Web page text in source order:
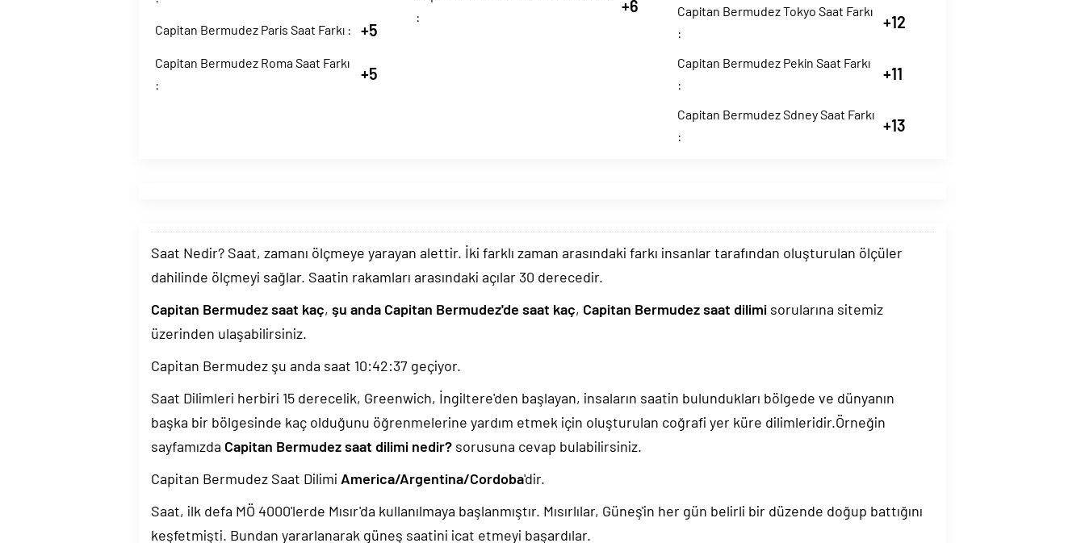
Capitan Bermudez Paris Saat Farkı : +5
Capitan Bermudez Roma Saat Farkı
:
+5
:
+6
Capitan Bermudez Tokyo Saat Farkı
:
+12
Capitan Bermudez Pekin Saat Farkı
:
+11
Capitan Bermudez Sdney Saat Farkı
:
+13
Saat Nedir? Saat, zamanı ölçmeye yarayan alettir. İki farklı zaman arasındaki farkı insanlar tarafından oluşturulan ölçüler
dahilinde ölçmeyi sağlar. Saatin rakamları arasındaki açılar 30 derecedir.
Capitan Bermudez saat kaç, şu anda Capitan Bermudez'de saat kaç, Capitan Bermudez saat dilimi sorularına sitemiz
üzerinden ulaşabilirsiniz.
Capitan Bermudez şu anda saat 10:42:38 geçiyor.
Saat Dilimleri herbiri 15 derecelik, Greenwich, İngiltere'den başlayan, insaların saatin bulundukları bölgede ve dünyanın
başka bir bölgesinde kaç olduğunu öğrenmelerine yardım etmek için oluşturulan coğrafi yer küre dilimleridir.Örneğin
sayfamızda Capitan Bermudez saat dilimi nedir? sorusuna cevap bulabilirsiniz.
Capitan Bermudez Saat Dilimi America/Argentina/Cordoba'dir.
Saat, ilk defa MÖ 4000'lerde Mısır'da kullanılmaya başlanmıştır. Mısırlılar, Güneş'in her gün belirli bir düzende doğup battığını
keşfetmişti. Bundan yararlanarak güneş saatini icat etmeyi başardılar.